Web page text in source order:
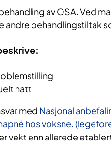
av OSA. Ved
andre behandlingstiltak
natt
med Nasjonal
hos voksne.
vekt enn allerede